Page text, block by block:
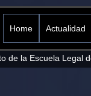
Home Actualidad